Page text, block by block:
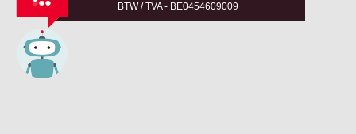
BTW / TVA - BE0454609009